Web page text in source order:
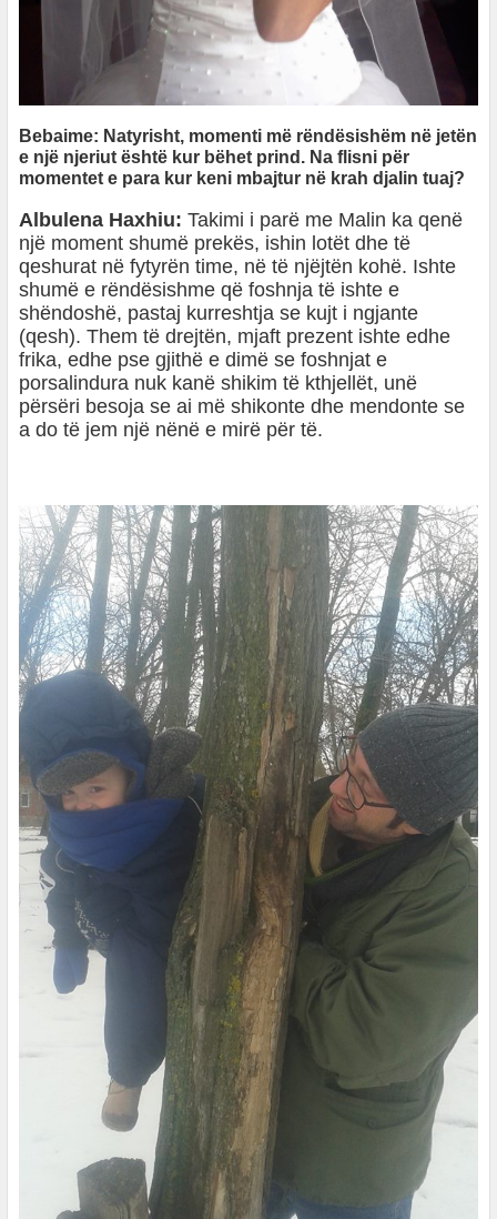
Bebaime: Natyrisht, momenti më rëndësishëm në jetën
e një njeriut është kur bëhet prind. Na flisni për
momentet e para kur keni mbajtur në krah djalin tuaj?
Albulena Haxhiu: Takimi i parë me Malin ka qenë
një moment shumë prekës, ishin lotët dhe të
qeshurat në fytyrën time, në të njëjtën kohë. Ishte
shumë e rëndësishme që foshnja të ishte e
shëndoshë, pastaj kurreshtja se kujt i ngjante
(qesh). Them të drejtën, mjaft prezent ishte edhe
frika, edhe pse gjithë e dimë se foshnjat e
porsalindura nuk kanë shikim të kthjellët, unë
përsëri besoja se ai më shikonte dhe mendonte se
a do të jem një nënë e mirë për të.